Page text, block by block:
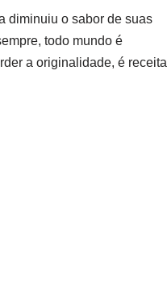
diminuiu o sabor de suas
todo mundo é
a originalidade, é receita